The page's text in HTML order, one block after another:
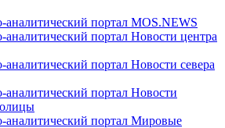
портал MOS.NEWS
портал Новости центра
портал Новости севера
портал Новости
портал Мировые